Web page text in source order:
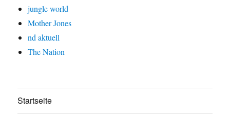
jungle world
Mother Jones
nd aktuell
The Nation
Startseite